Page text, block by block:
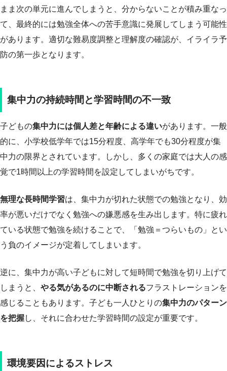
まま次の単元に進んでしまうと、分からないことが積み重なっ
て、最終的には勉強全体への苦手意識に発展してしまう可能性
があります。適切な難易度調整と理解度の確認が、イライラ予
防の第一歩となります。
集中力の持続時間と学習時間の不一致
子どもの集中力には個人差と年齢による違いがあります。一般
的に、小学校低学年では15分程度、高学年でも30分程度が集
中力の限界とされています。しかし、多くの家庭では大人の感
覚で1時間以上の学習時間を設定してしまいがちです。
無理な長時間学習は、集中力が切れた状態での勉強となり、効
率が悪いだけでなく勉強への嫌悪感を生み出します。特に疲れ
ている状態で勉強を続けることで、「勉強＝つらいもの」とい
う負のイメージが定着してしまいます。
逆に、集中力が高い子どもに対して短時間で勉強を切り上げて
しまうと、 やる気があるのに中断されるフラストレーションを
感じることもあります。子ども一人ひとりの集中力のパターン
を把握し、それに合わせた学習時間の設定が重要です。
環境要因によるストレス